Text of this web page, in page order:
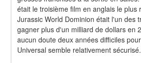
était le troisième film en anglais le plus
Jurassic World Dominion était l'un des
gagner plus d'un milliard de dollars en
aucun doute deux années difficiles
Universal semble relativement sécurisé.